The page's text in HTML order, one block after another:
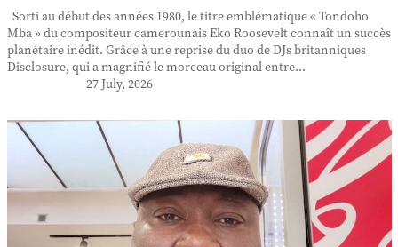
Sorti au début des années 1980, le titre emblématique « Tondoho
Mba » du compositeur camerounais Eko Roosevelt connaît un succès
planétaire inédit. Grâce à une reprise du duo de DJs britanniques
Disclosure, qui a magnifié le morceau original entre...
27 July, 2026